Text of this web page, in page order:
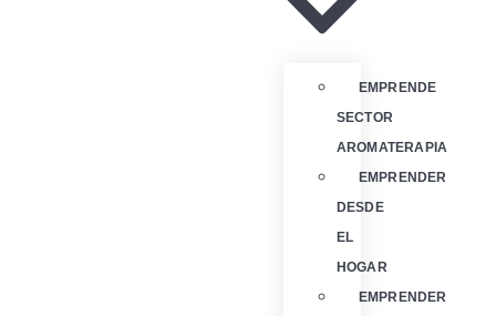
EMPRENDE
SECTOR
AROMATERAPIA
EMPRENDER
DESDE
EL
HOGAR
EMPRENDER